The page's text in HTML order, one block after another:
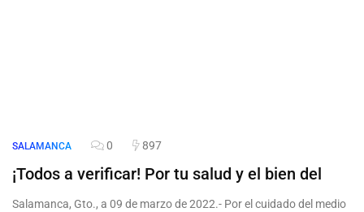
SALAMANCA 0 897
¡Todos a verificar! Por tu salud y el bien del
Salamanca, Gto., a 09 de marzo de 2022.- Por el cuidado del medio